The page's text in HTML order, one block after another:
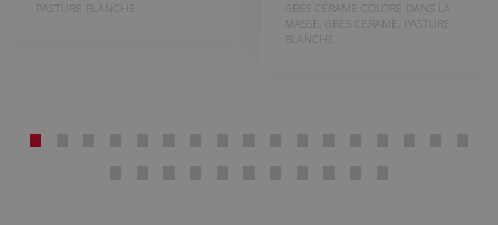
PASTURE BLANCHE
GRÈS CÉRAME COLORÉ DANS LA
MASSE, GRÈS CÉRAME, PASTURE
BLANCHE